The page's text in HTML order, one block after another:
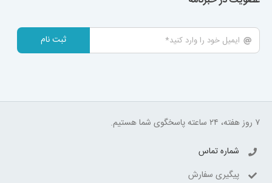
ثبت نام
۷ روز هفته، ۲۴ ساعته پاسخگوی شما هستیم.
شماره تماس
پیگیری سفارش